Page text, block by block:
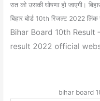
रात को उसकी घोषणा हो जाएगी।
बिहार बोर्ड 10th रिजल्ट 2022
Bihar Board 10th
result 2022 official
bihar board